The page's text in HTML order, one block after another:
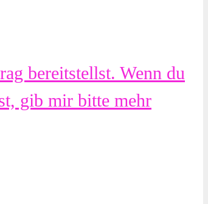
bereitstellst. Wenn du
gib mir bitte mehr